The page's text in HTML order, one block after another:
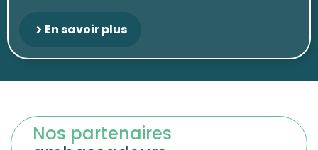
En savoir plus
Nos partenaires